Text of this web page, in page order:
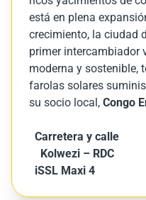
está en plena
crecimiento, la ciudad
primer intercambiador
moderna y sostenible,
farolas solares
su socio local, Congo
Carretera y calle
Kolwezi – RDC
iSSL Maxi 4